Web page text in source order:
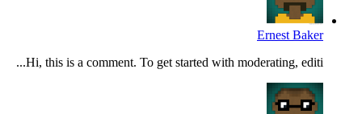
Ernest Baker
Hi, this is a comment. To get started with moderating, editi...